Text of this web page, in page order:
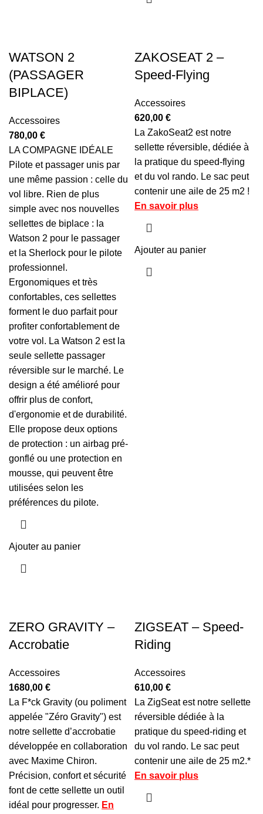
WATSON 2
(PASSAGER
BIPLACE)
Accessoires
780,00 €
LA COMPAGNE IDÉALE
Pilote et passager unis par
une même passion : celle du
vol libre. Rien de plus
simple avec nos nouvelles
sellettes de biplace : la
Watson 2 pour le passager
et la Sherlock pour le pilote
professionnel.
Ergonomiques et très
confortables, ces sellettes
forment le duo parfait pour
profiter confortablement de
votre vol. La Watson 2 est la
seule sellette passager
réversible sur le marché. Le
design a été amélioré pour
offrir plus de confort,
d'ergonomie et de durabilité.
Elle propose deux options
de protection : un airbag pré-
gonflé ou une protection en
mousse, qui peuvent être
utilisées selon les
préférences du pilote.
Ajouter au panier
ZAKOSEAT 2 –
Speed-Flying
Accessoires
620,00 €
La ZakoSeat2 est notre
sellette réversible, dédiée à
la pratique du speed-flying
et du vol rando. Le sac peut
contenir une aile de 25 m2 !
En savoir plus
Ajouter au panier
ZERO GRAVITY –
Accrobatie
Accessoires
1680,00 €
La F*ck Gravity (ou poliment
appelée "Zéro Gravity") est
notre sellette d’accrobatie
développée en collaboration
avec Maxime Chiron.
Précision, confort et sécurité
font de cette sellette un outil
idéal pour progresser. En
ZIGSEAT – Speed-
Riding
Accessoires
610,00 €
La ZigSeat est notre sellette
réversible dédiée à la
pratique du speed-riding et
du vol rando. Le sac peut
contenir une aile de 25 m2.*
En savoir plus